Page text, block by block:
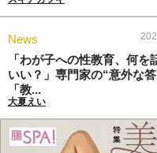
News
「わが子への性教育、何を
いい？」専門家の“意外な答
「教...
大夏えい